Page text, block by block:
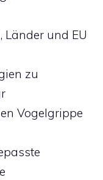
und EU
zu
Vogelgrippe